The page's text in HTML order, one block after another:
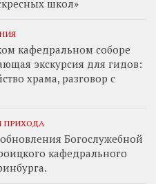
школ»
кафедральном соборе
экскурсия для гидов:
храма, разговор с
ПРИХОДА
Богослужебной
кафедрального